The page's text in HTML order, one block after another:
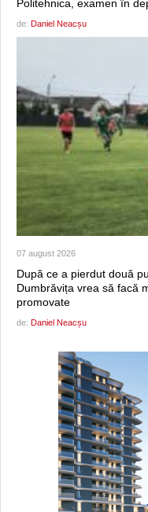
Politehnica, examen în
de: Daniel Neacșu
07 august 2026
După ce a pierdut două
Dumbrăvița vrea să facă
promovate
de: Daniel Neacșu